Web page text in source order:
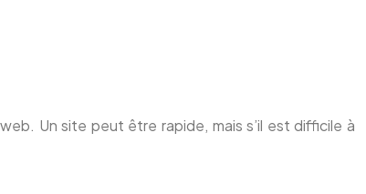
Un site peut être rapide, mais s’il est difficile à